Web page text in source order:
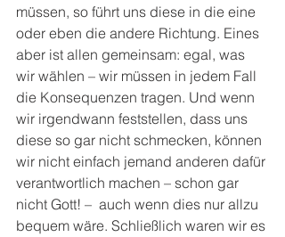
müssen, so führt uns diese in die eine
oder eben die andere Richtung. Eines
aber ist allen gemeinsam: egal, was
wir wählen – wir müssen in jedem Fall
die Konsequenzen tragen. Und wenn
wir irgendwann feststellen, dass uns
diese so gar nicht schmecken, können
wir nicht einfach jemand anderen dafür
verantwortlich machen – schon gar
nicht Gott! –  auch wenn dies nur allzu
bequem wäre. Schließlich waren wir es